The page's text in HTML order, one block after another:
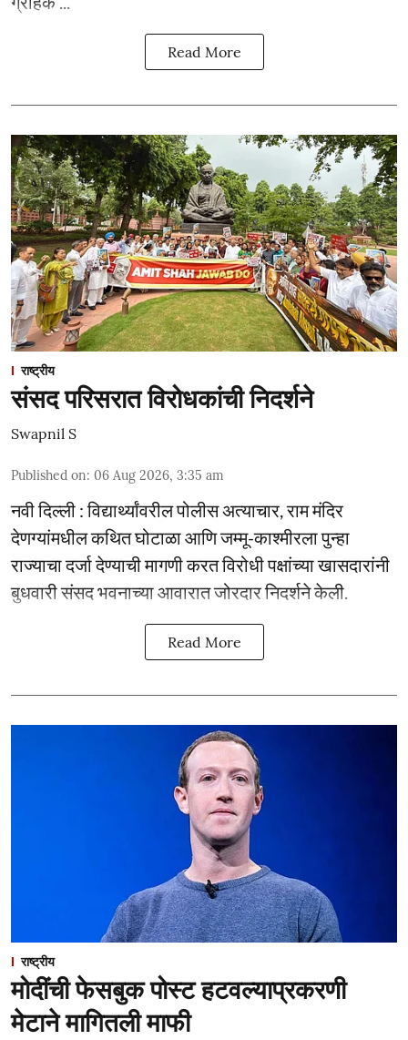
Read More
राष्ट्रीय
संसद परिसरात विरोधकांची निदर्शने
Swapnil S
Published on: 06 Aug 2026, 3:35 am
नवी दिल्ली : विद्यार्थ्यांवरील पोलीस अत्याचार, राम मंदिर
देणग्यांमधील कथित घोटाळा आणि जम्मू-काश्मीरला पुन्हा
राज्याचा दर्जा देण्याची मागणी करत विरोधी पक्षांच्या खासदारांनी
बुधवारी संसद भवनाच्या आवारात जोरदार निदर्शने केली.
Read More
राष्ट्रीय
मोदींची फेसबुक पोस्ट हटवल्याप्रकरणी
मेटाने मागितली माफी